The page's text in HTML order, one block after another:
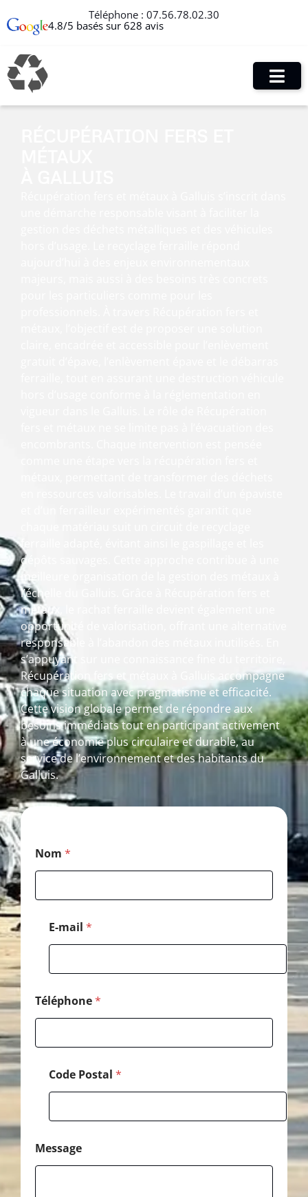
Téléphone : 07.56.78.02.30
4.8/5 basés sur 628 avis
ferraille adapté, évitant ainsi le gaspillage et les
dépôts sauvages. Cette approche contribue à une
meilleure organisation de la gestion des métaux à
l’échelle du Galluis. Grâce à Récupération fers et
métaux, le rachat ferraille devient également une
opportunité de valorisation, offrant une alternative
responsable à l’abandon des métaux inutilisés. En
s’appuyant sur une connaissance fine du territoire,
Récupération fers et métaux à Galluis accompagne
chaque situation avec pragmatisme et efficacité.
Cette vision globale permet de répondre aux
besoins immédiats tout en participant activement
à une économie plus circulaire et durable, au
service de l’environnement et des habitants du
Galluis.
Nom *
E-mail *
*
*
Téléphone*
Code Postal *
Message